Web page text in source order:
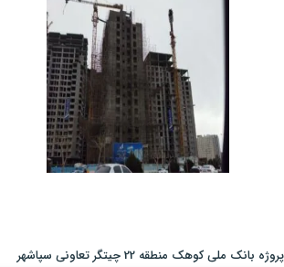
پروژه بانک ملی کوهک منطقه 22 چیتگر تعاونی سپاشهر